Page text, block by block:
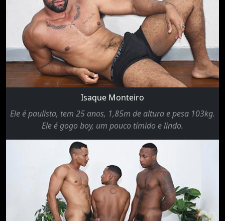
Isaque Monteiro
Ele é paulista, tem 25 anos, 1,85m de altura e pesa 103kg.
Ele é gogo boy, um pouco tímido e lindo.